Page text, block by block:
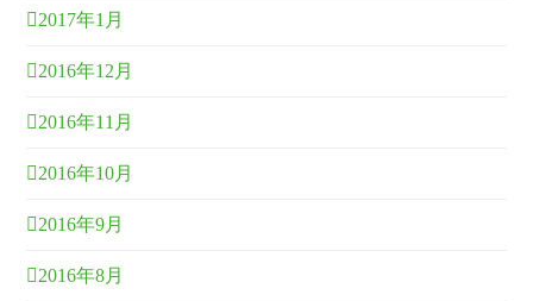
2017年1月
2016年12月
2016年11月
2016年10月
2016年9月
2016年8月